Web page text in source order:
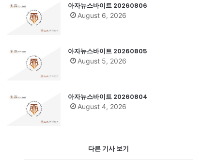
아자뉴스바이트 20260806
August 6, 2026
아자뉴스바이트 20260805
August 5, 2026
아자뉴스바이트 20260804
August 4, 2026
다른 기사 보기